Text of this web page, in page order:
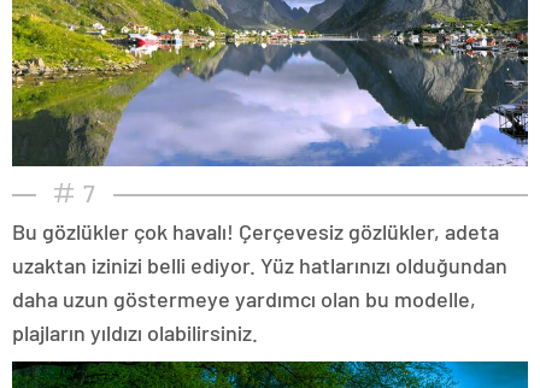
7
Bu gözlükler çok havalı! Çerçevesiz gözlükler, adeta
uzaktan izinizi belli ediyor. Yüz hatlarınızı olduğundan
daha uzun göstermeye yardımcı olan bu modelle,
plajların yıldızı olabilirsiniz.